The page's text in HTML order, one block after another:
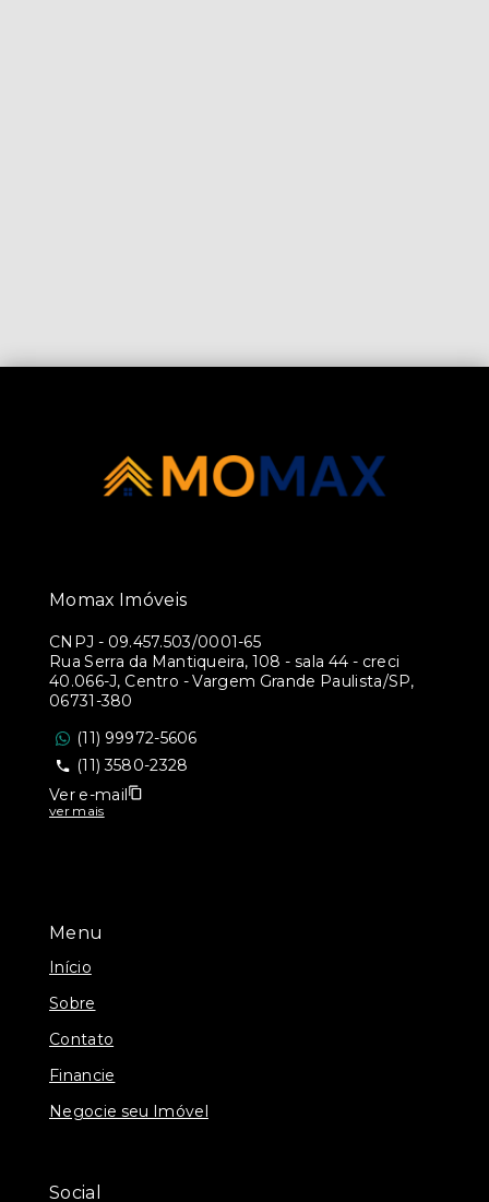
Menu
Início
Sobre
Contato
Financie
Negocie seu Imóvel
Social
Momax Imóveis
CNPJ - 09.457.503/0001-65
Rua Serra da Mantiqueira, 108 - sala 44 - creci
40.066-J, Centro - Vargem Grande Paulista/SP,
06731-380
(11) 99972-5606
(11) 3580-2328
Ver e-mail
ver mais